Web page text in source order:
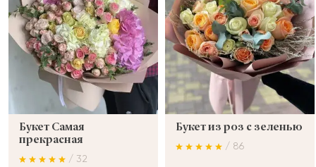
Букет Самая
прекрасная
/ 32
Букет из роз с зеленью
/ 86